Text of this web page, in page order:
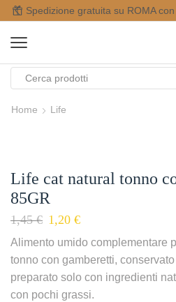
Home Life
Life cat natural tonno
85GR
1,45€ 1,20 €
Alimento umido complementare
tonno con gamberetti,
preparato solo con ingredienti
con pochi grassi.